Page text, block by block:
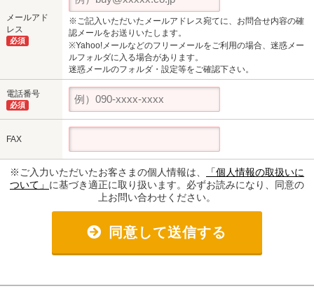
メールアド
レス
必須
※ご記入いただいたメールアドレス宛てに、お問合せ内容の確
認メールをお送りいたします。
※Yahoo!メールなどのフリーメールをご利用の場合、迷惑メー
ルフォルダに入る場合があります。
迷惑メールのフォルダ・設定等をご確認下さい。
電話番号
必須
FAX
※ご入力いただいたお客さまの個人情報は、
「個人情報の取扱いに
ついて」 に基づき適正に取り扱います。必ずお読みになり、同意の
上お問い合わせください。
同意して送信する